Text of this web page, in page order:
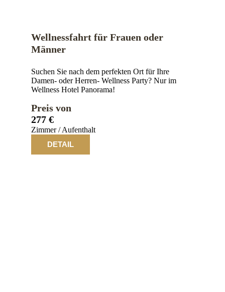
Wellnessfahrt für Frauen oder
Männer
Suchen Sie nach dem perfekten Ort für Ihre
Damen- oder Herren- Wellness Party? Nur im
Wellness Hotel Panorama!
Preis von
277 €
Zimmer / Aufenthalt
DETAIL